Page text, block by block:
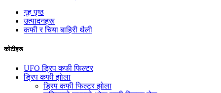
गृह पृष्ठ
उत्पादनहरू
कफी र चिया बाहिरी थैली
कोटीहरू
UFO ड्रिप कफी फिल्टर
ड्रिप कफी झोला
ड्रिप कफी फिल्टर झोला